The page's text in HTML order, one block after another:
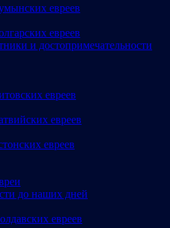
евреев
евреев
и достопримечательности
евреев
евреев
евреев
до наших дней
евреев